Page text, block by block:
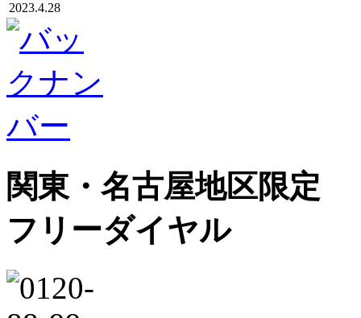
2023.4.28
関東・名古屋地区限定
フリーダイヤル